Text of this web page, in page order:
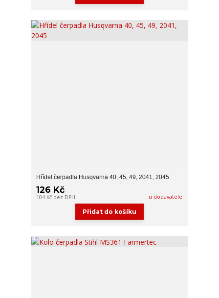
Hřídel čerpadla Husqvarna 40, 45, 49, 2041, 2045
126 Kč
104 Kč bez DPH u dodavatele
Přidat do košíku